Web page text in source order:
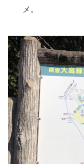
メ。